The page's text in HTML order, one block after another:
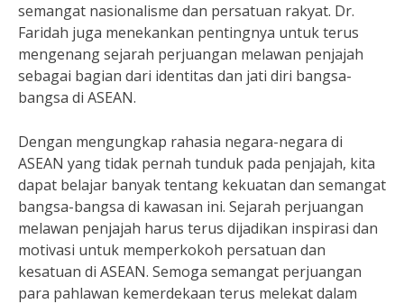
semangat nasionalisme dan persatuan rakyat. Dr.
Faridah juga menekankan pentingnya untuk terus
mengenang sejarah perjuangan melawan penjajah
sebagai bagian dari identitas dan jati diri bangsa-
bangsa di ASEAN.
Dengan mengungkap rahasia negara-negara di
ASEAN yang tidak pernah tunduk pada penjajah, kita
dapat belajar banyak tentang kekuatan dan semangat
bangsa-bangsa di kawasan ini. Sejarah perjuangan
melawan penjajah harus terus dijadikan inspirasi dan
motivasi untuk memperkokoh persatuan dan
kesatuan di ASEAN. Semoga semangat perjuangan
para pahlawan kemerdekaan terus melekat dalam